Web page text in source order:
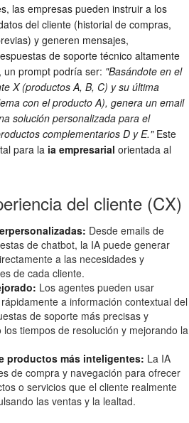
las empresas pueden instruir a los
del cliente (historial de compras,
y generen mensajes,
de soporte técnico altamente
un prompt podría ser: "Basándote en el
X (productos A, B, C) y su última
con el producto A), genera un email
solución personalizada para el
complementarios D y E."Este
para la ia empresarial orientada al
del cliente (CX)
Desde emails de
de chatbot, la IA puede generar
a las necesidades y
de cada cliente.
Los agentes pueden usar
a información contextual del
de soporte más precisas y
tiempos de resolución y mejorando la
productos más inteligentes: La IA
de compra y navegación para ofrecer
o servicios que el cliente realmente
las ventas y la lealtad.